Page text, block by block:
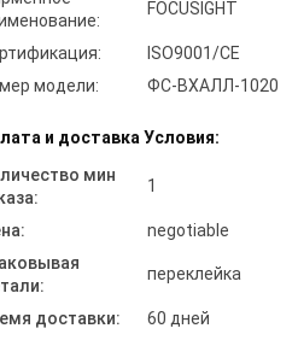
FOCUSIGHT
ISO9001/CE
модели:
ФС-ВХАЛЛ-1020
и доставка Условия:
мин
1
negotiable
переклейка
доставки:
60 дней